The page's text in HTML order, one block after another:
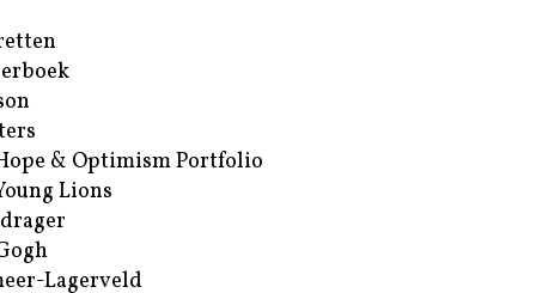
& Optimism Portfolio
Lions
Lagerveld